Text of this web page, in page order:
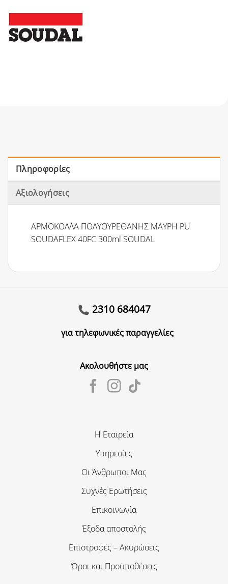
Πληροφορίες
Αξιολογήσεις
ΑΡΜΟΚΟΛΛΑ ΠΟΛΥΟΥΡΕΘΑΝΗΣ ΜΑΥΡΗ PU
SOUDAFLEX 40FC 300ml SOUDAL
2310 684047
για τηλεφωνικές παραγγελίες
Ακολουθήστε μας
Η Εταιρεία
Υπηρεσίες
Οι Άνθρωποι Μας
Συχνές Ερωτήσεις
Επικοινωνία
Έξοδα αποστολής
Επιστροφές – Ακυρώσεις
Όροι και Προϋποθέσεις